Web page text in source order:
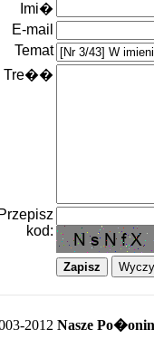
Imi�
E-mail
Temat
Tre��
Przepisz
kod:
2012 Nasze